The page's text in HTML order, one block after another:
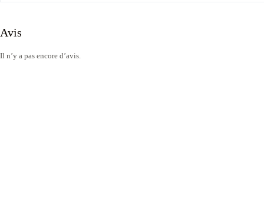
Avis
Il n’y a pas encore d’avis.